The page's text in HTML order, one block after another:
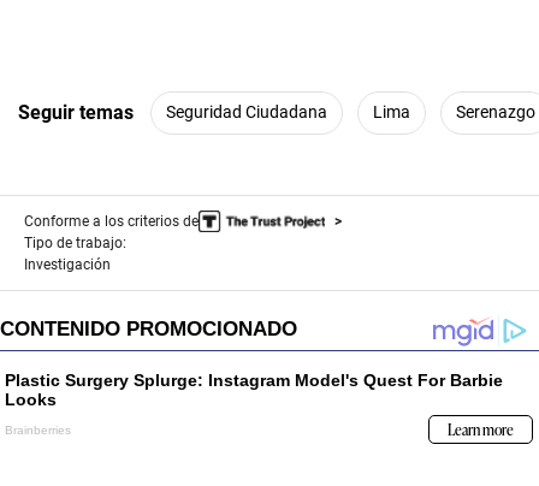
Seguir temas Seguridad Ciudadana Lima Serenazgo
Conforme a los criterios de
Tipo de trabajo:
Investigación